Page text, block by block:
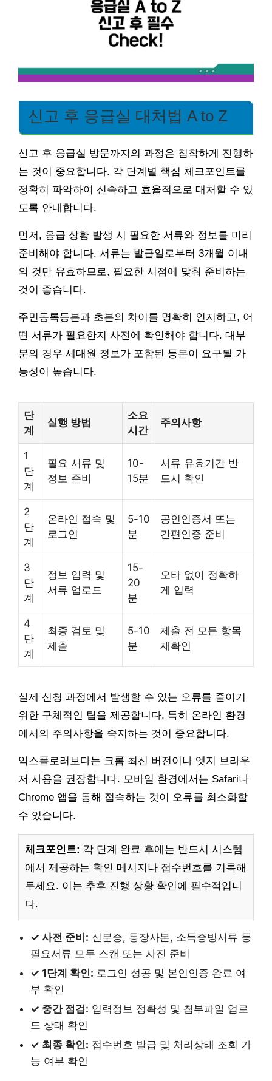
신고 후 응급실 대처법 A to Z
신고 후 응급실 방문까지의 과정은 침착하게 진행하
는 것이 중요합니다. 각 단계별 핵심 체크포인트를
정확히 파악하여 신속하고 효율적으로 대처할 수 있
도록 안내합니다.
먼저, 응급 상황 발생 시 필요한 서류와 정보를 미리
준비해야 합니다. 서류는 발급일로부터 3개월 이내
의 것만 유효하므로, 필요한 시점에 맞춰 준비하는
것이 좋습니다.
주민등록등본과 초본의 차이를 명확히 인지하고, 어
떤 서류가 필요한지 사전에 확인해야 합니다. 대부
분의 경우 세대원 정보가 포함된 등본이 요구될 가
능성이 높습니다.
단
계
실행 방법
소요
시간
주의사항
1
단
계
필요 서류 및
정보 준비
10-
15분
서류 유효기간 반
드시 확인
2
단
계
온라인 접속 및
로그인
5-10
분
공인인증서 또는
간편인증 준비
3
단
계
정보 입력 및
서류 업로드
15-
20
분
오타 없이 정확하
게 입력
4
단
계
최종 검토 및
제출
5-10
분
제출 전 모든 항목
재확인
실제 신청 과정에서 발생할 수 있는 오류를 줄이기
위한 구체적인 팁을 제공합니다. 특히 온라인 환경
에서의 주의사항을 숙지하는 것이 중요합니다.
익스플로러보다는 크롬 최신 버전이나 엣지 브라우
저 사용을 권장합니다. 모바일 환경에서는 Safari나
Chrome 앱을 통해 접속하는 것이 오류를 최소화할
수 있습니다.
체크포인트: 각 단계 완료 후에는 반드시 시스템
에서 제공하는 확인 메시지나 접수번호를 기록해
두세요. 이는 추후 진행 상황 확인에 필수적입니
다.
✓ 사전 준비: 신분증, 통장사본, 소득증빙서류 등
필요서류 모두 스캔 또는 사진 준비
✓ 1단계 확인: 로그인 성공 및 본인인증 완료 여
부 확인
✓ 중간 점검: 입력정보 정확성 및 첨부파일 업로
드 상태 확인
✓ 최종 확인: 접수번호 발급 및 처리상태 조회 가
능 여부 확인